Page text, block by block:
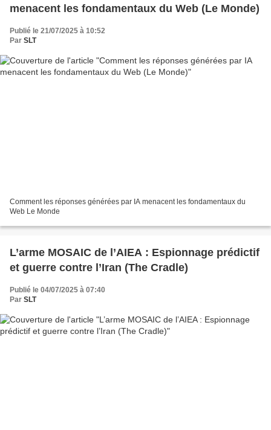
menacent les fondamentaux du Web (Le Monde)
Publié le 21/07/2025 à 10:52
Par SLT
Comment les réponses générées par IA menacent les fondamentaux du
Web Le Monde
L’arme MOSAIC de l’AIEA : Espionnage prédictif
et guerre contre l’Iran (The Cradle)
Publié le 04/07/2025 à 07:40
Par SLT